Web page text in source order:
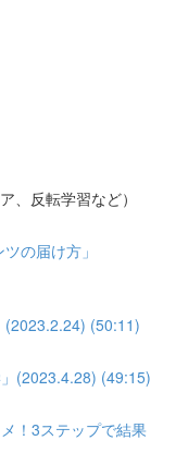
、反転学習など）
の届け方」
(2023.2.24) (50:11)
(2023.4.28) (49:15)
！3ステップで結果